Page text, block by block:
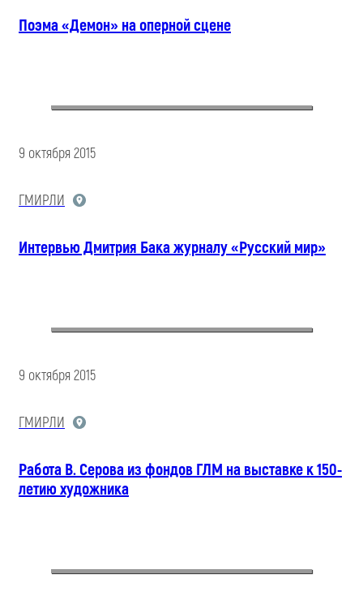
Поэма «Демон» на оперной сцене
9 октября 2015
ГМИРЛИ
Интервью Дмитрия Бака журналу «Русский мир»
9 октября 2015
ГМИРЛИ
Работа В. Серова из фондов ГЛМ на выставке к 150-
летию художника